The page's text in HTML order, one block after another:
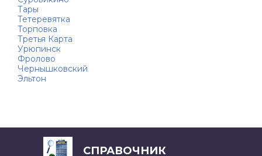
Тары
Тетеревятка
Торповка
Третья Карта
Урюпинск
Фролово
Чернышковский
Эльтон
СПРАВОЧНИК